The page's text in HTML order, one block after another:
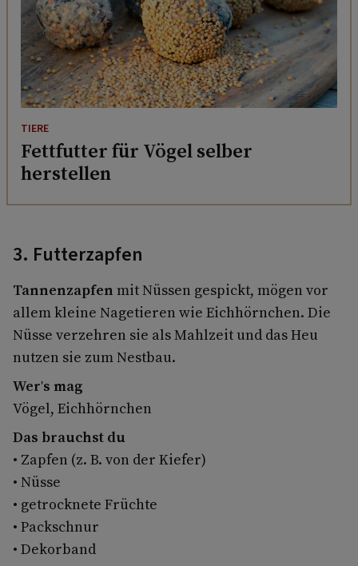
TIERE
Fettfutter für Vögel selber
herstellen
3. Futterzapfen
Tannenzapfen mit Nüssen gespickt, mögen vor
allem kleine Nagetieren wie Eichhörnchen. Die
Nüsse verzehren sie als Mahlzeit und das Heu
nutzen sie zum Nestbau.
Wer's mag
Vögel, Eichhörnchen
Das brauchst du
• Zapfen (z. B. von der Kiefer)
• Nüsse
• getrocknete Früchte
• Packschnur
• Dekorband